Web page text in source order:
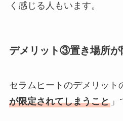
く感じる人もいます。
デメリット③置き場所が
セラムヒートのデメリット
が限定されてしまうこと」